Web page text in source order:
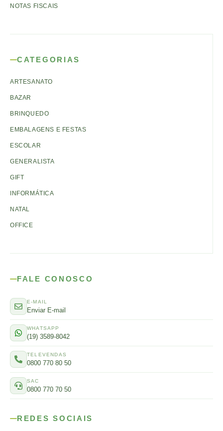
NOTAS FISCAIS
CATEGORIAS
ARTESANATO
BAZAR
BRINQUEDO
EMBALAGENS E FESTAS
ESCOLAR
GENERALISTA
GIFT
INFORMÁTICA
NATAL
OFFICE
FALE CONOSCO
E-MAIL
Enviar E-mail
WHATSAPP
(19) 3589-8042
TELEVENDAS
0800 770 80 50
SAC
0800 770 70 50
REDES SOCIAIS